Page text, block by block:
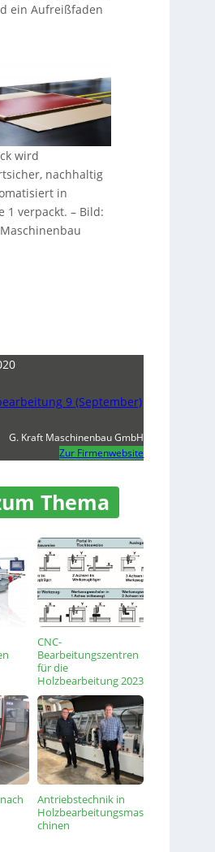
ein Aufreißfaden
wird
nachhaltig
in
1 verpackt. – Bild:
9 (September)
G. Kraft Maschinenbau GmbH
Zur Firmenwebsite
Thema
CNC-
Bearbeitungszentren
für die
Holzbearbeitung 2023
Antriebstechnik in
Holzbearbeitungsmas
chinen